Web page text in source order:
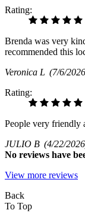
Rating:
Brenda was very
recommended this
Veronica L (7/6/
Rating:
People very friendly
JULIO B (4/22/
No reviews have
View more reviews
Back
To Top